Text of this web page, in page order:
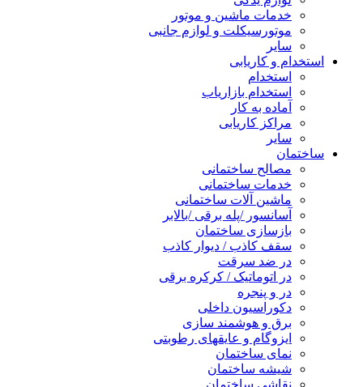
خدمات ماشین و موتور
موتورسیکلت و لوازم جانبی
سایر
استخدام و کاریابی
استخدام
استخدام بازاریاب
آماده به کار
مراکز کاریابی
سایر
ساختمان
مصالح ساختمانی
خدمات ساختمانی
ماشین آلات ساختمانی
آسانسور /پله برقی /بالابر
بازسازی ساختمان
سقف کاذب / دیوار کاذب
در ضد سرقت
در اتوماتیک / کرکره برقی
در و پنجره
دکوراسیون داخلی
برق و هوشمند سازی
ایزوگام و عایقهای رطوبتی
نمای ساختمان
شیشه ساختمان